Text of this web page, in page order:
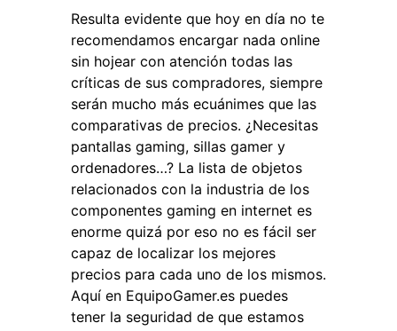
Resulta evidente que hoy en día no te
recomendamos encargar nada online
sin hojear con atención todas las
críticas de sus compradores, siempre
serán mucho más ecuánimes que las
comparativas de precios. ¿Necesitas
pantallas gaming, sillas gamer y
ordenadores…? La lista de objetos
relacionados con la industria de los
componentes gaming en internet es
enorme quizá por eso no es fácil ser
capaz de localizar los mejores
precios para cada uno de los mismos.
Aquí en EquipoGamer.es puedes
tener la seguridad de que estamos